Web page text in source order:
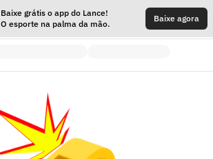
Baixe grátis o app do Lance!
O esporte na palma da mão.
Baixe agora